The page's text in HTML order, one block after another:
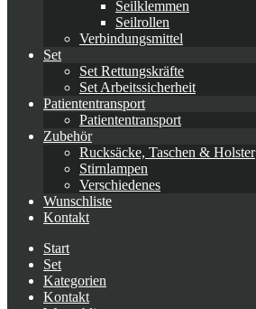
Seilklemmen
Seilrollen
Verbindungsmittel
Set
Set Rettungskräfte
Set Arbeitssicherheit
Patiententransport
Patiententransport
Zubehör
Rucksäcke, Taschen & Holster
Stirnlampen
Verschiedenes
Wunschliste
Kontakt
Start
Set
Kategorien
Kontakt